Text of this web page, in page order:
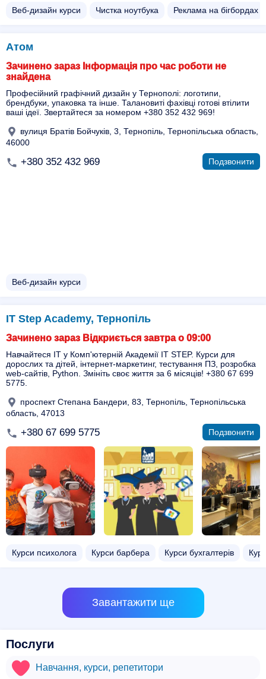
Веб-дизайн курси Чистка ноутбука Реклама на бігбордах
Атом
Зачинено зараз Інформація про час роботи не
знайдена
Професійний графічний дизайн у Тернополі: логотипи,
брендбуки, упаковка та інше. Талановиті фахівці готові втілити
ваші ідеї. Звертайтеся за номером +380 352 432 969!
вулиця Братів Бойчуків, 3, Тернопіль, Тернопільська область,
46000
+380 352 432 969 Подзвонити
Веб-дизайн курси
IT Step Academy, Тернопіль
Зачинено зараз Відкриється завтра о 09:00
Навчайтеся ІТ у Комп'ютерній Академії IT STEP. Курси для
дорослих та дітей, інтернет-маркетинг, тестування ПЗ, розробка
web-сайтів, Python. Змініть своє життя за 6 місяців! +380 67 699
5775.
проспект Степана Бандери, 83, Тернопіль, Тернопільська
область, 47013
+380 67 699 5775 Подзвонити
Курси психолога Курси барбера Курси бухгалтерів
Завантажити ще
Послуги
Навчання, курси, репетитори